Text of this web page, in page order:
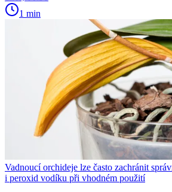
1 min
Vadnoucí orchideje lze často zachránit
i peroxid vodíku při vhodném použití